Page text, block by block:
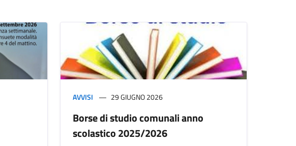
AVVISI 29 GIUGNO 2026
Borse di studio comunali anno
scolastico 2025/2026